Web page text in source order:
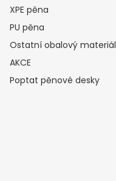
XPE pěna
PU pěna
Ostatní obalový materiál
AKCE
Poptat pěnové desky